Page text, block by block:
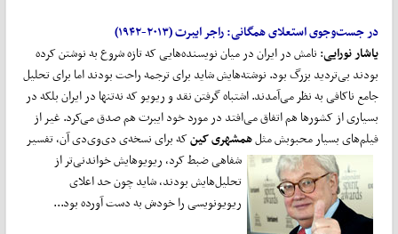
در جستوجوی استعلای همگانی:راجر ایبرت (۲۰۱۳-۱۹۴۲)
یاشار نورایی: نامش در ایران در میان نویسنده‌هایی که تازه شروع به نوشتن کرده
بودند بی‌تردید بزرگ بود. نوشته‌هایش شاید برای ترجمه راحت بودند اما برای تحلیل
جامع ناکافی به نظر می‌آمدند. اشتباه گرفتن نقد و ریویو که نه‌تنها در ایران بلکه در
بسیاری از کشورها هم اتفاق می‌افتد در مورد خود ایبرت هم صدق می‌کرد. غیر از
فیلم‌های بسیار محبوبش مثلهمشهری کینکه براینسخه‌ی دی‌وی‌دی آن، تفسیر
شفاهی ضبط کرد، ریویو‌هایش خواندنی‌تر از
تحلیل‌هایش بودند، شاید چون حد اعلای
ریویونویسی را خودش به دست آورده بود...